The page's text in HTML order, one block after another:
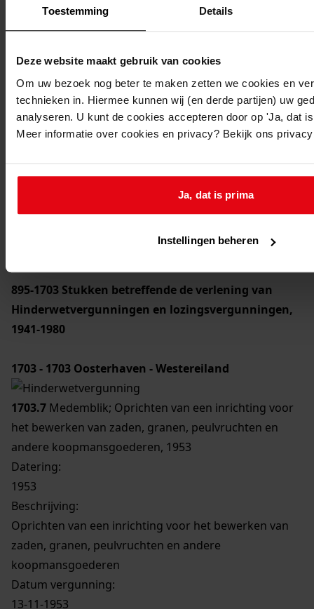
Toestemming Details
Deze website maakt gebruik van cookies
Om uw bezoek nog beter te maken zetten we cookies en
technieken in. Hiermee kunnen wij (en derde partijen) uw
analyseren. U kunt de cookies accepteren door op 'Ja, dat
Meer informatie over cookies en privacy? Bekijk ons
Ja, dat is prima
Instellingen beheren
Printen
duurzaam webadres
2. Stukken betreffende bijzondere onderwerpen
2.2. Taakuitoefening
895-1703 Stukken betreffende de verlening van
Hinderwetvergunningen en lozingsvergunningen,
1941-1980
1703 - 1703 Oosterhaven - Westereiland
1703.7 Medemblik; Oprichten van een inrichting voor
het bewerken van zaden, granen, peulvruchten en
andere koopmansgoederen, 1953
Datering:
1953
Beschrijving:
Oprichten van een inrichting voor het bewerken van
zaden, granen, peulvruchten en andere
koopmansgoederen
Datum vergunning:
13-11-1953